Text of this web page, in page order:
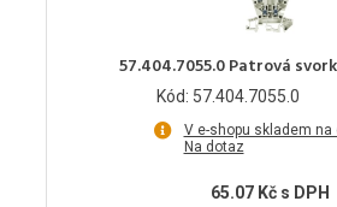
57.404.7055.0 Patrová
Kód: 57.404.7055.0
V e-shopu skladem na
Na dotaz
65.07 Kč s DPH